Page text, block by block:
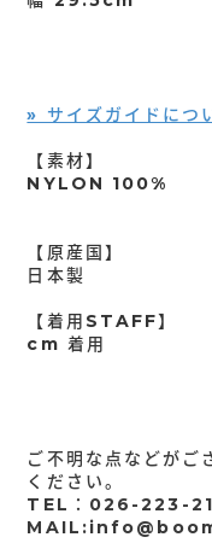
» サイズガイドにつ
【素材】
NYLON 100%
【原産国】
日本製
【着用STAFF】
cm 着用
ご不明な点などがご
ください。
TEL：026-223-